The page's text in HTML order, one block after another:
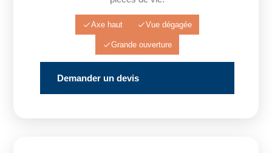
Axe haut Vue dégagée
Grande ouverture
Demander un devis